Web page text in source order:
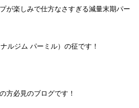
が楽しみで仕方なさすぎる減量末期パー
ルジム パーミル）の征です！
方必見のブログです！